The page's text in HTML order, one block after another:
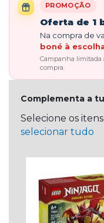
PROMOÇÃO
Oferta de 1
Na compra de
boné à
Campanha limitada
compra.
Complementa a
Selecione os
selecionar tudo